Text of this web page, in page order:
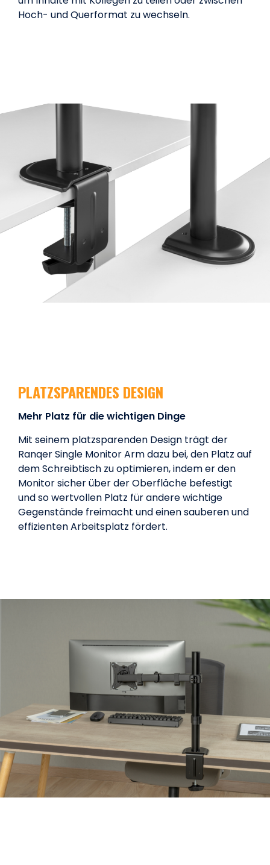
Hoch- und Querformat zu wechseln.
PLATZSPARENDES DESIGN
Mehr Platz für die wichtigen Dinge
Mit seinem platzsparenden Design trägt der
Ranqer Single Monitor Arm dazu bei, den Platz auf
dem Schreibtisch zu optimieren, indem er den
Monitor sicher über der Oberfläche befestigt
und so wertvollen Platz für andere wichtige
Gegenstände freimacht und einen sauberen und
effizienten Arbeitsplatz fördert.